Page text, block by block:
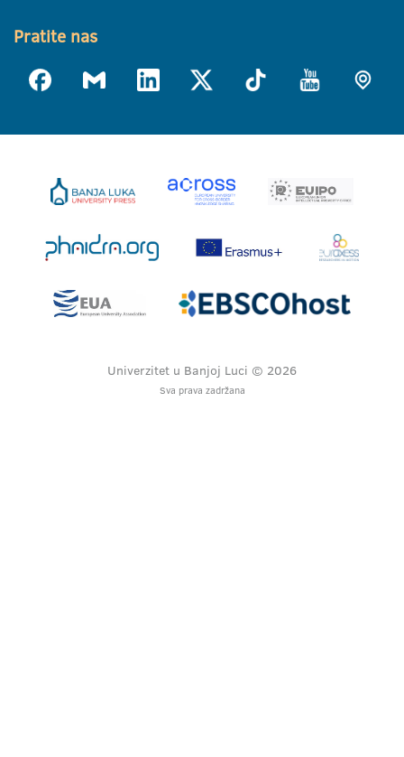
Pratite nas
Univerzitet u Banjoj Luci © 2026
Sva prava zadržana